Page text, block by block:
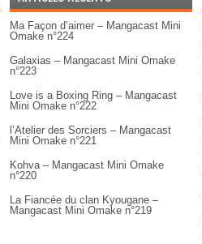
Ma Façon d’aimer – Mangacast Mini
Omake n°224
Galaxias – Mangacast Mini Omake
n°223
Love is a Boxing Ring – Mangacast
Mini Omake n°222
l’Atelier des Sorciers – Mangacast
Mini Omake n°221
Kohva – Mangacast Mini Omake
n°220
La Fiancée du clan Kyougane –
Mangacast Mini Omake n°219